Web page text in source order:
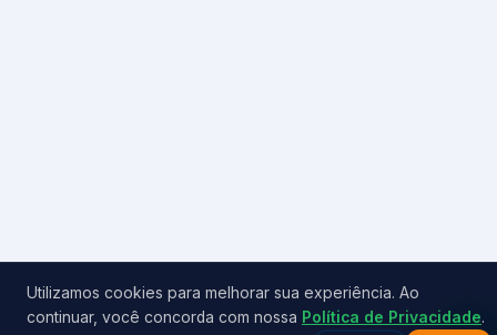
Utilizamos cookies para melhorar sua experiência. Ao
continuar, você concorda com nossa Política de Privacidade.